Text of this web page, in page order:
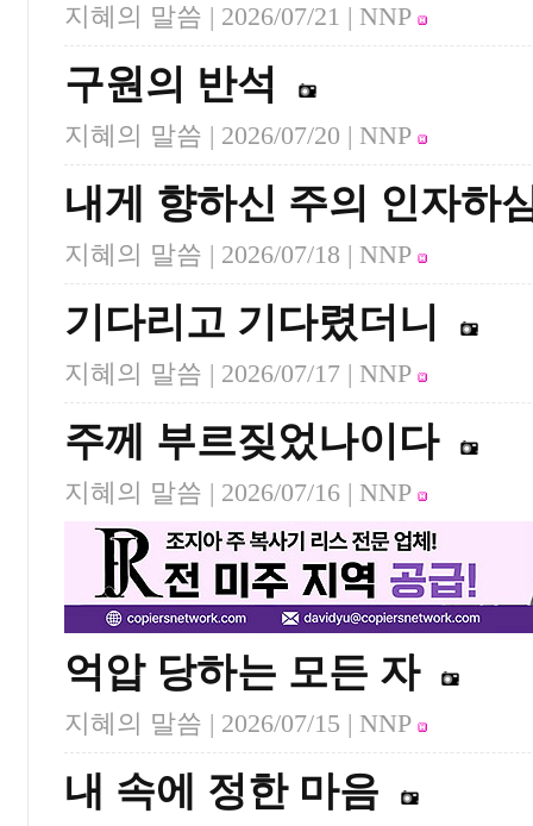
지혜의 말씀 | 2026/07/21 | NNP
구원의 반석
지혜의 말씀 | 2026/07/20 | NNP
내게 향하신 주의 인자하
지혜의 말씀 | 2026/07/18 | NNP
기다리고 기다렸더니
지혜의 말씀 | 2026/07/17 | NNP
주께 부르짖었나이다
지혜의 말씀 | 2026/07/16 | NNP
억압 당하는 모든 자
지혜의 말씀 | 2026/07/15 | NNP
내 속에 정한 마음